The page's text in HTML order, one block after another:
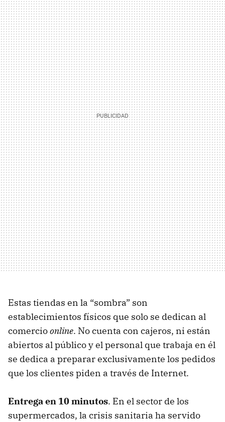
Estas tiendas en la “sombra” son
establecimientos físicos que solo se dedican al
comercioonline. No cuenta con cajeros, ni están
abiertos al público y el personal que trabaja en él
se dedica a preparar exclusivamente los pedidos
que los clientes piden a través de Internet.
Entrega en 10 minutos. En el sector de los
supermercados, la crisis sanitaria ha servido